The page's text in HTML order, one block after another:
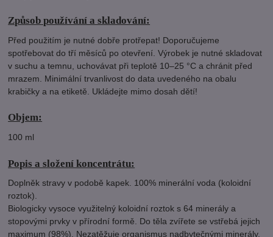
Způsob používání a skladování:
Před použitím je nutné dobře protřepat! Doporučujeme
spotřebovat do tří měsíců po otevření. Výrobek je nutné skladovat
v suchu a temnu, uchovávat při teplotě 10–25 °C a chránit před
mrazem. Minimální trvanlivost do data uvedeného na obalu
krabičky a na etiketě. Ukládejte mimo dosah dětí!
Objem:
100 ml
Popis a složení koncentrátu:
Doplněk stravy v podobě kapek. 100% minerální voda (koloidní
roztok).
Biologicky vysoce využitelný koloidní roztok s 64 minerály a
stopovými prvky v přírodní formě. Do těla zvířete se vstřebá jejich
maximum (98%). Nezatěžuje organismus nadbytečnými minerály.